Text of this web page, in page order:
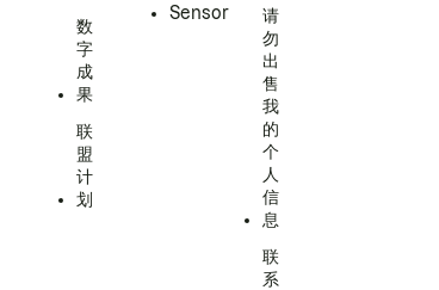
数
字
成
果
联
盟
计
划
Sensor
请
勿
出
售
我
的
个
人
信
息
联
系